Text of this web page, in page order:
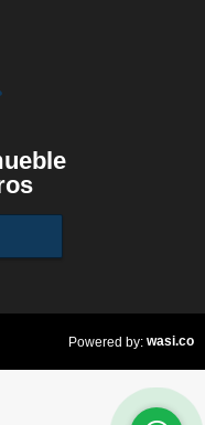
Powered by: wasi.co